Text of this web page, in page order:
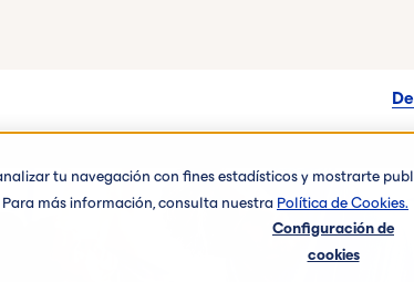
tu navegación con fines estadísticos y mostrarte
más información, consulta nuestra Política de Cookies.
Configuración de
cookies